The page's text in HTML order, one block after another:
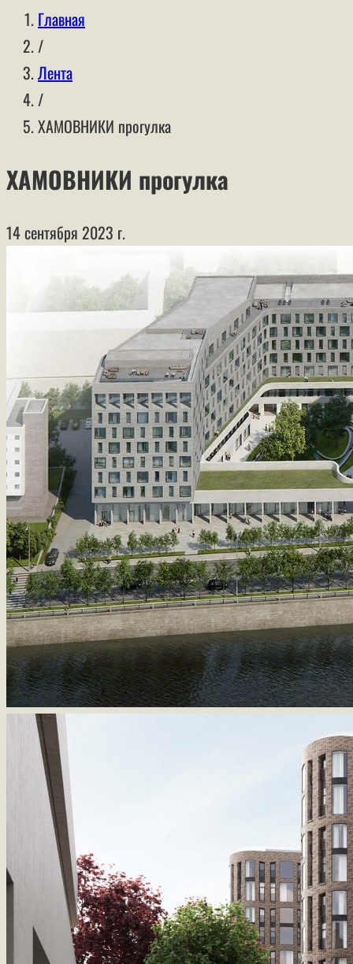
Главная
/
Лента
/
ХАМОВНИКИ прогулка
ХАМОВНИКИ прогулка
14 сентября 2023 г.